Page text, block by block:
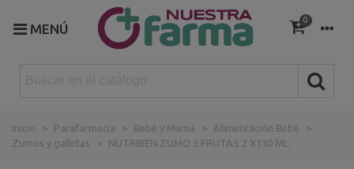
MENÚ
0
Inicio > Parafarmacia > Bebé y Mamá > Alimentación Bebé
>
Zumos y galletas
> NUTRIBEN ZUMO 3 FRUTAS 2 X130 ML.